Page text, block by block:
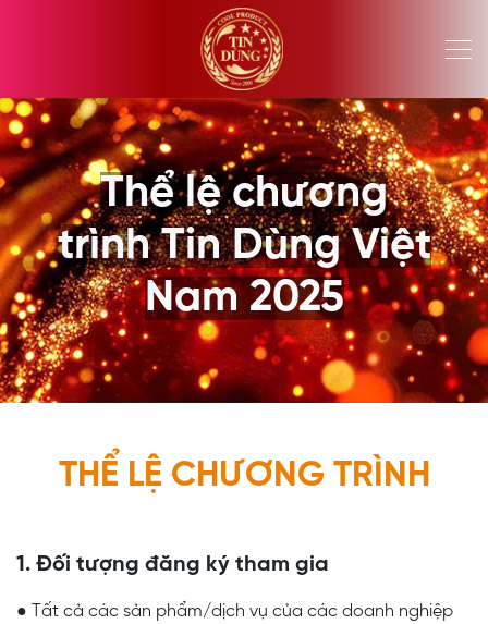
Thể lệ chương
trình Tin Dùng Việt
Nam 2025
THỂ LỆ CHƯƠNG TRÌNH
1. Đối tượng đăng ký tham gia
● Tất cả các sản phẩm/dịch vụ của các doanh nghiệp